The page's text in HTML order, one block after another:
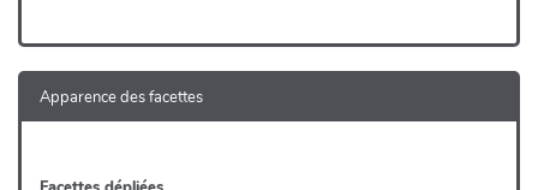
Apparence des facettes